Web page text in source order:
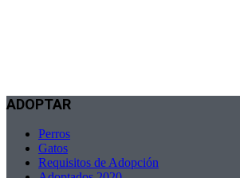
ADOPTAR
Perros
Gatos
Requisitos de Adopción